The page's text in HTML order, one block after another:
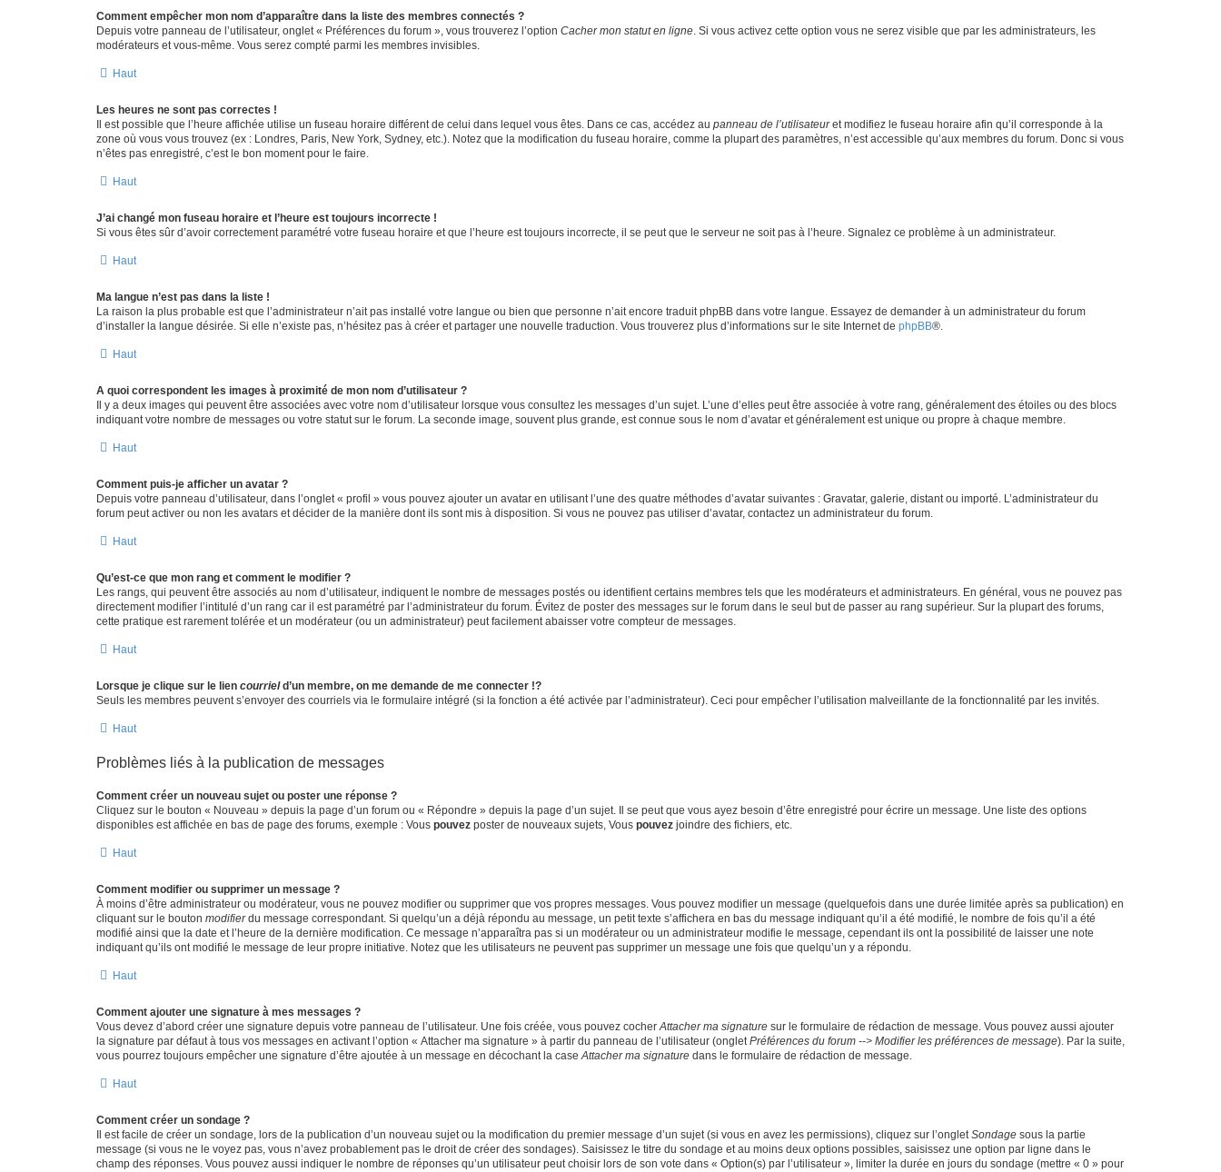
Comment empêcher mon nom d’apparaître dans la liste des membres connectés ?
Depuis votre panneau de l’utilisateur, onglet « Préférences du forum », vous trouverez l’option Cacher mon statut en ligne . Si vous activez cette option vous ne serez visible que par les administrateurs, les
modérateurs et vous-même. Vous serez compté parmi les membres invisibles.
Haut
Les heures ne sont pas correctes !
Il est possible que l’heure affichée utilise un fuseau horaire différent de celui dans lequel vous êtes. Dans ce cas, accédez au panneau de l’utilisateuret modifiez le fuseau horaire afin qu’il corresponde à la
zone où vous vous trouvez (ex : Londres, Paris, New York, Sydney, etc.). Notez que la modification du fuseau horaire, comme la plupart des paramètres, n’est accessible qu’aux membres du forum. Donc si vous
n’êtes pas enregistré, c’est le bon moment pour le faire.
Haut
J’ai changé mon fuseau horaire et l’heure est toujours incorrecte !
Si vous êtes sûr d’avoir correctement paramétré votre fuseau horaire et que l’heure est toujours incorrecte, il se peut que le serveur ne soit pas à l’heure. Signalez ce problème à un administrateur.
Haut
Ma langue n’est pas dans la liste !
La raison la plus probable est que l’administrateur n’ait pas installé votre langue ou bien que personne n’ait encore traduit phpBB dans votre langue. Essayez de demander à un administrateur du forum
d’installer la langue désirée. Si elle n’existe pas, n’hésitez pas à créer et partager une nouvelle traduction. Vous trouverez plus d’informations sur le site Internet de phpBB®.
Haut
A quoi correspondent les images à proximité de mon nom d’utilisateur ?
Il y a deux images qui peuvent être associées avec votre nom d’utilisateur lorsque vous consultez les messages d’un sujet. L’une d’elles peut être associée à votre rang, généralement des étoiles ou des blocs
indiquant votre nombre de messages ou votre statut sur le forum. La seconde image, souvent plus grande, est connue sous le nom d’avatar et généralement est unique ou propre à chaque membre.
Haut
Comment puis-je afficher un avatar ?
Depuis votre panneau d’utilisateur, dans l’onglet « profil » vous pouvez ajouter un avatar en utilisant l’une des quatre méthodes d’avatar suivantes : Gravatar, galerie, distant ou importé. L’administrateur du
forum peut activer ou non les avatars et décider de la manière dont ils sont mis à disposition. Si vous ne pouvez pas utiliser d’avatar, contactez un administrateur du forum.
Haut
Qu’est-ce que mon rang et comment le modifier ?
Les rangs, qui peuvent être associés au nom d’utilisateur, indiquent le nombre de messages postés ou identifient certains membres tels que les modérateurs et administrateurs. En général, vous ne pouvez pas
directement modifier l’intitulé d’un rang car il est paramétré par l’administrateur du forum. Évitez de poster des messages sur le forum dans le seul but de passer au rang supérieur. Sur la plupart des forums,
cette pratique est rarement tolérée et un modérateur (ou un administrateur) peut facilement abaisser votre compteur de messages.
Haut
Lorsque je clique sur le lien courrield’un membre, on me demande de me connecter !?
Seuls les membres peuvent s’envoyer des courriels via le formulaire intégré (si la fonction a été activée par l’administrateur). Ceci pour empêcher l’utilisation malveillante de la fonctionnalité par les invités.
Haut
Problèmes liés à la publication de messages
Comment créer un nouveau sujet ou poster une réponse ?
Cliquez sur le bouton « Nouveau » depuis la page d’un forum ou « Répondre » depuis la page d’un sujet. Il se peut que vous ayez besoin d’être enregistré pour écrire un message. Une liste des options
disponibles est affichée en bas de page des forums, exemple : Vous pouvez poster de nouveaux sujets, Vous pouvez joindre des fichiers, etc.
Haut
Comment modifier ou supprimer un message ?
À moins d’être administrateur ou modérateur, vous ne pouvez modifier ou supprimer que vos propres messages. Vous pouvez modifier un message (quelquefois dans une durée limitée après sa publication) en
cliquant sur le bouton modifierdu message correspondant. Si quelqu’un a déjà répondu au message, un petit texte s’affichera en bas du message indiquant qu’il a été modifié, le nombre de fois qu’il a été
modifié ainsi que la date et l’heure de la dernière modification. Ce message n’apparaîtra pas si un modérateur ou un administrateur modifie le message, cependant ils ont la possibilité de laisser une note
indiquant qu’ils ont modifié le message de leur propre initiative. Notez que les utilisateurs ne peuvent pas supprimer un message une fois que quelqu’un y a répondu.
Haut
Comment ajouter une signature à mes messages ?
Vous devez d’abord créer une signature depuis votre panneau de l’utilisateur. Une fois créée, vous pouvez cocher Attacher ma signature sur le formulaire de rédaction de message. Vous pouvez aussi ajouter
la signature par défaut à tous vos messages en activant l’option « Attacher ma signature » à partir du panneau de l’utilisateur (onglet Préférences du forum --> Modifier les préférences de message). Par la suite,
vous pourrez toujours empêcher une signature d’être ajoutée à un message en décochant la case Attacher ma signature dans le formulaire de rédaction de message.
Haut
Comment créer un sondage ?
Il est facile de créer un sondage, lors de la publication d’un nouveau sujet ou la modification du premier message d’un sujet (si vous en avez les permissions), cliquez sur l’onglet Sondage sous la partie
message (si vous ne le voyez pas, vous n’avez probablement pas le droit de créer des sondages). Saisissez le titre du sondage et au moins deux options possibles, saisissez une option par ligne dans le
champ des réponses. Vous pouvez aussi indiquer le nombre de réponses qu’un utilisateur peut choisir lors de son vote dans « Option(s) par l’utilisateur », limiter la durée en jours du sondage (mettre « 0 » pour